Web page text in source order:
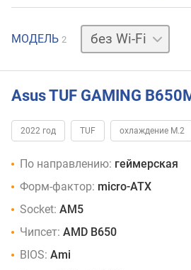
МОДЕЛЬ 2
+
Wi-
Asus TUF GAMING
2022 год TUF охлаждение M.2
По направлению: геймерская
Форм-фактор: micro-ATX
Socket: AM5
Чипсет: AMD B650
BIOS: Ami